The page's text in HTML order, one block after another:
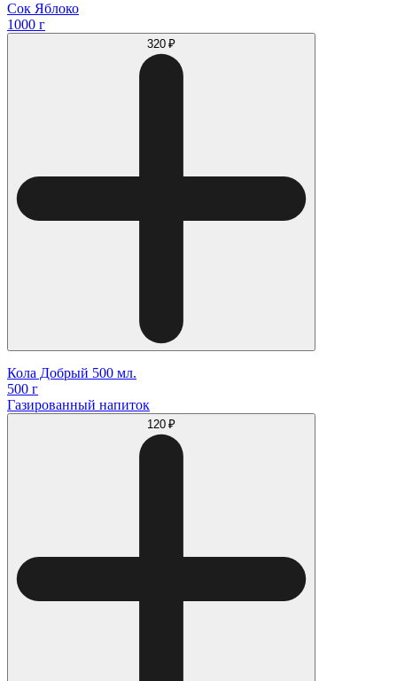
Сок Яблоко
1000 г
320 ₽
Кола Добрый 500 мл.
500 г
Газированный напиток
120 ₽